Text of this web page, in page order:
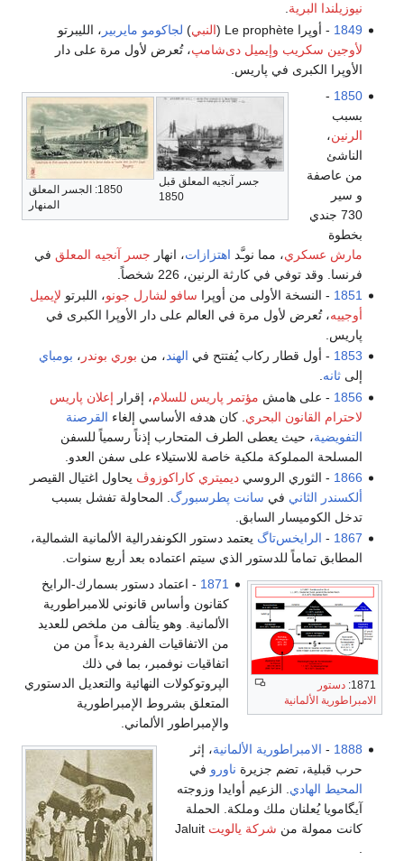
نيوزيلندا البرية
1849 - أوپرا Le prophète ( النبي) لجاكومو مايربير ، الليبرتو
لأوجين سكريب وإيميل دى‌شامپ، تُعرض لأول مرة على دار
الأوپرا الكبرى في پاريس.
جسر آنجيه المعلق قبل
1850
1850: الجسر المعلق
المنهار
1850
-
بسبب
الرنين،
الناشئ
من عاصفة
و سير
730 جندي
بخطوة
مارش عسكري، مما نوـَّد اهتزازات، انهار جسر آنجيه المعلق في
فرنسا. وقد توفي في كارثة الرنين، 226 شخصاً.
1851 - النسخة الأولى من أوپرا سافو لشارل جونو، اللبرتو لإيميل
أوجييه، تُعرض لأول مرة في العالم على دار الأوپرا الكبرى في
پاريس.
1853 - أول قطار ركاب يُفتتح في الهند، من بوري بوندر ، بومباي
إلىثانه.
1856 - على هامش مؤتمر پاريس للسلام، إقرار إعلان پاريس
لاحترام القانون البحري . كان هدفه الأساسي إلغاء القرصنة
التفويضية، حيث يعطى الطرف المتحارب إذناً رسمياً للسفن
المسلحة المملوكة ملكية خاصة للاستيلاء على سفن العدو.
1866 - الثوري الروسيديميتري كاراكوزوڤ يحاول اغتيال القيصر
ألكسندر الثاني في سانت پطرسبورگ . المحاولة تفشل بسبب
تدخل الكوميسار السابق.
1867
- الرايخس‌تاگ يعتمد دستور الكونفدرالية الألمانية الشمالية،
المطابق تماماً للدستور الذي سيتم اعتماده بعد أربع سنوات.
1871: دستور
الامبراطورية الألمانية
1871 - اعتماد دستور بسمارك-الرايخ
كقانون وأساس قانوني للامبراطورية
الألمانية. وهو يتألف من ملخص للعديد
من الاتفاقيات الفردية بدءاً من من
اتفاقيات نوفمبر، بما في ذلك
الپروتوكولات النهائية والتعديل الدستوري
المتعلق بشروط الإمبراطورية
والإمبراطور الألماني.
1888
- الامبراطورية الألمانية، إثر
حرب قبلية، تضم جزيرة ناورو في
المحيط الهادي. الزعيم أوايدا وزوجته
آيگامويا يُعلنان ملك وملكة. الحملة
كانت ممولة من شركة يالويت Jaluit
.